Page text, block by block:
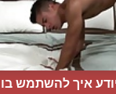
איך להשתמש בו